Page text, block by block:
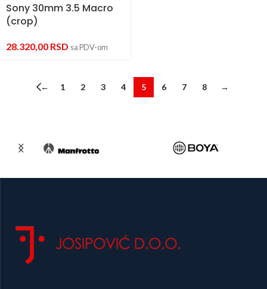
Sony 30mm 3.5 Macro
(crop)
28.320,00 RSD sa PDV-om
← 1 2 3 4 5 6 7 8 →